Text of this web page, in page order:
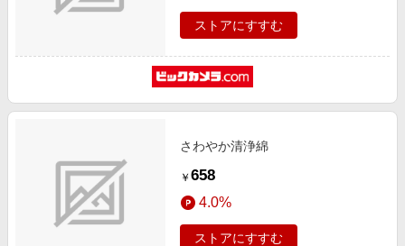
ストアにすすむ
さわやか清浄綿
￥ 658
4.0%
ストアにすすむ